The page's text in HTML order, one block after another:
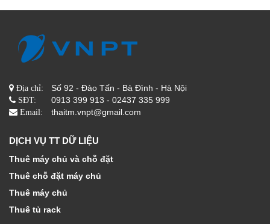
Địa chỉ: Số 92 - Đào Tấn - Bà Đình - Hà Nội
SĐT: 0913 399 913 - 02437 335 999
Email: thaitm.vnpt@gmail.com
DỊCH VỤ TT DỮ LIỆU
Thuê máy chủ và chỗ đặt
Thuê chỗ đặt máy chủ
Thuê máy chủ
Thuê tủ rack